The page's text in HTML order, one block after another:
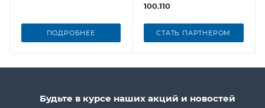
ПОДРОБНЕЕ
100.110
СТАТЬ ПАРТНЕРОМ
Будьте в курсе наших акций и новостей